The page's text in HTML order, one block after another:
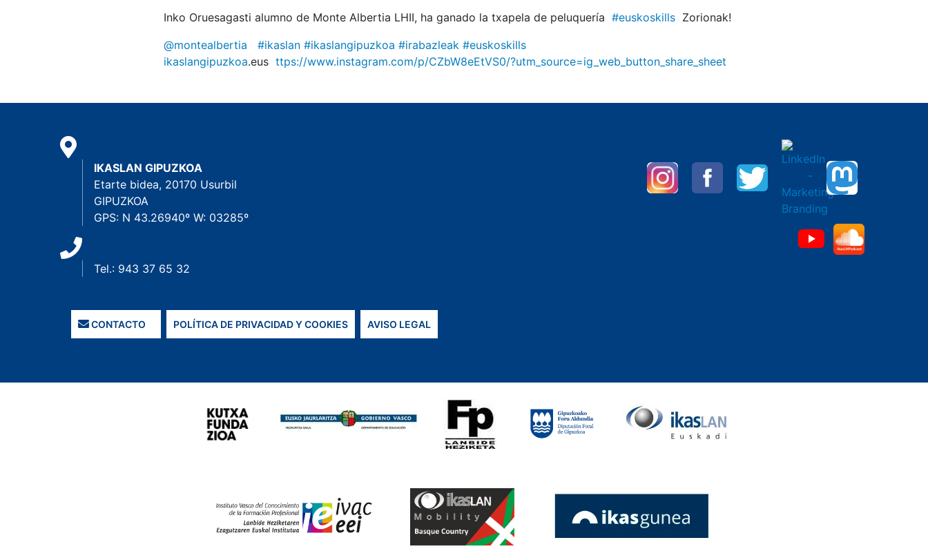
Inko Oruesagasti alumno de Monte Albertia LHII, ha ganado la txapela de peluquería #euskoskills Zorionak!
@montealbertia
#ikaslan #ikaslangipuzkoa #irabazleak #euskoskills
ikaslangipuzkoa.eus ttps://www.instagram.com/p/CZbW8eEtVS0/?utm_source=ig_web_button_share_sheet
IKASLAN GIPUZKOA
Etarte bidea, 20170 Usurbil
GIPUZKOA
GPS: N 43.26940º W: 03285º
Tel.: 943 37 65 32
CONTACTO POLÍTICA DE PRIVACIDAD Y COOKIES AVISO LEGAL